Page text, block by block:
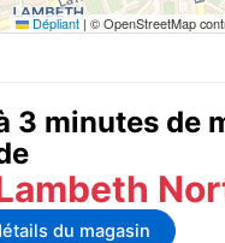
Dépliant | © OpenStreetMap
3 minutes de
du magasin